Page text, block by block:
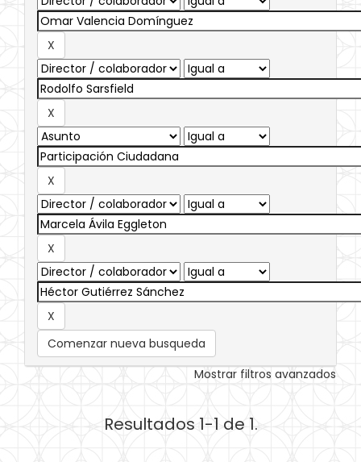
Comenzar nueva busqueda
Mostrar filtros avanzados
Resultados 1-1 de 1.